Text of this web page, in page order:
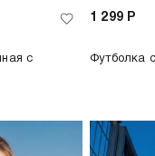
с
1 299 Р
Футболка